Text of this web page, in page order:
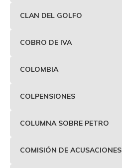
CLAN DEL GOLFO
COBRO DE IVA
COLOMBIA
COLPENSIONES
COLUMNA SOBRE PETRO
COMISIÓN DE ACUSACIONES